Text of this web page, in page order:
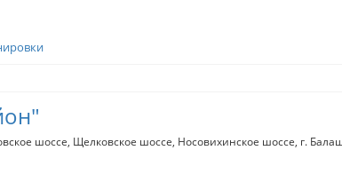
шоссе Щелковское шоссе Носовихинское шоссе г.